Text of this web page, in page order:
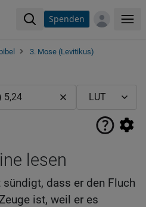
Spenden
3. Mose (Levitikus)
lesen
dass er den Fluch
ist, weil er es